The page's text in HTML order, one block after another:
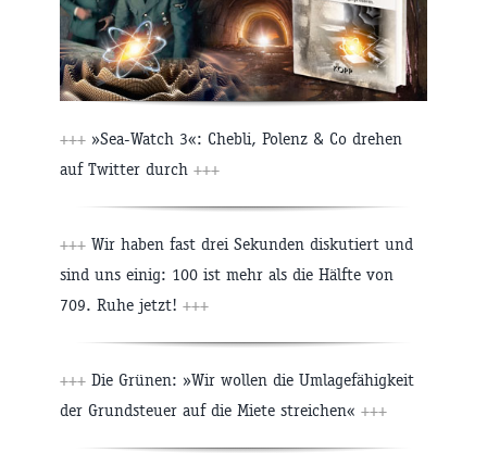
+++ »Sea-Watch 3«: Chebli, Polenz & Co drehen
auf Twitter durch +++
+++ Wir haben fast drei Sekunden diskutiert und
sind uns einig: 100 ist mehr als die Hälfte von
709. Ruhe jetzt! +++
+++ Die Grünen: »Wir wollen die Umlagefähigkeit
der Grundsteuer auf die Miete streichen« +++